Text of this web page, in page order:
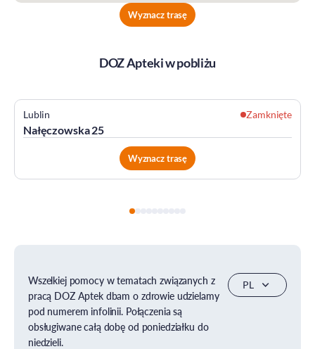
Wyznacz trasę
DOZ Apteki w pobliżu
Lublin
Nałęczowska 25
Zamknięte
Wyznacz trasę
Wszelkiej pomocy w tematach związanych z
pracą DOZ Aptek dbam o zdrowie udzielamy
pod numerem infolinii. Połączenia są
obsługiwane całą dobę od poniedziałku do
niedzieli.